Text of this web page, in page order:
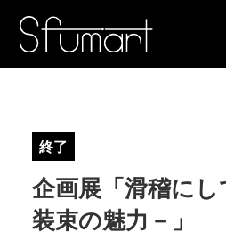
MUSEUM
終了
企画展「滑稽に
装束の魅力－」